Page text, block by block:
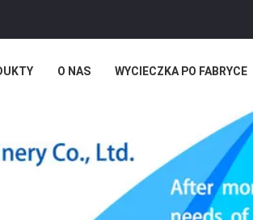
O NAS WYCIECZKA PO FABRYCE